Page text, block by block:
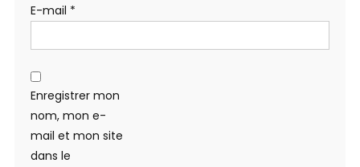
E-mail *
Enregistrer mon
nom, mon e-
mail et mon site
dans le